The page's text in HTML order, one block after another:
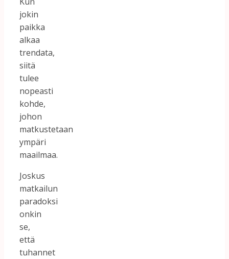
jokin
paikka
alkaa
trendata,
siitä
tulee
nopeasti
kohde,
johon
matkustetaan
ympäri
maailmaa.
Joskus
matkailun
paradoksi
onkin
se,
että
tuhannet